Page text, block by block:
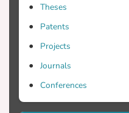
Theses
Patents
Projects
Journals
Conferences